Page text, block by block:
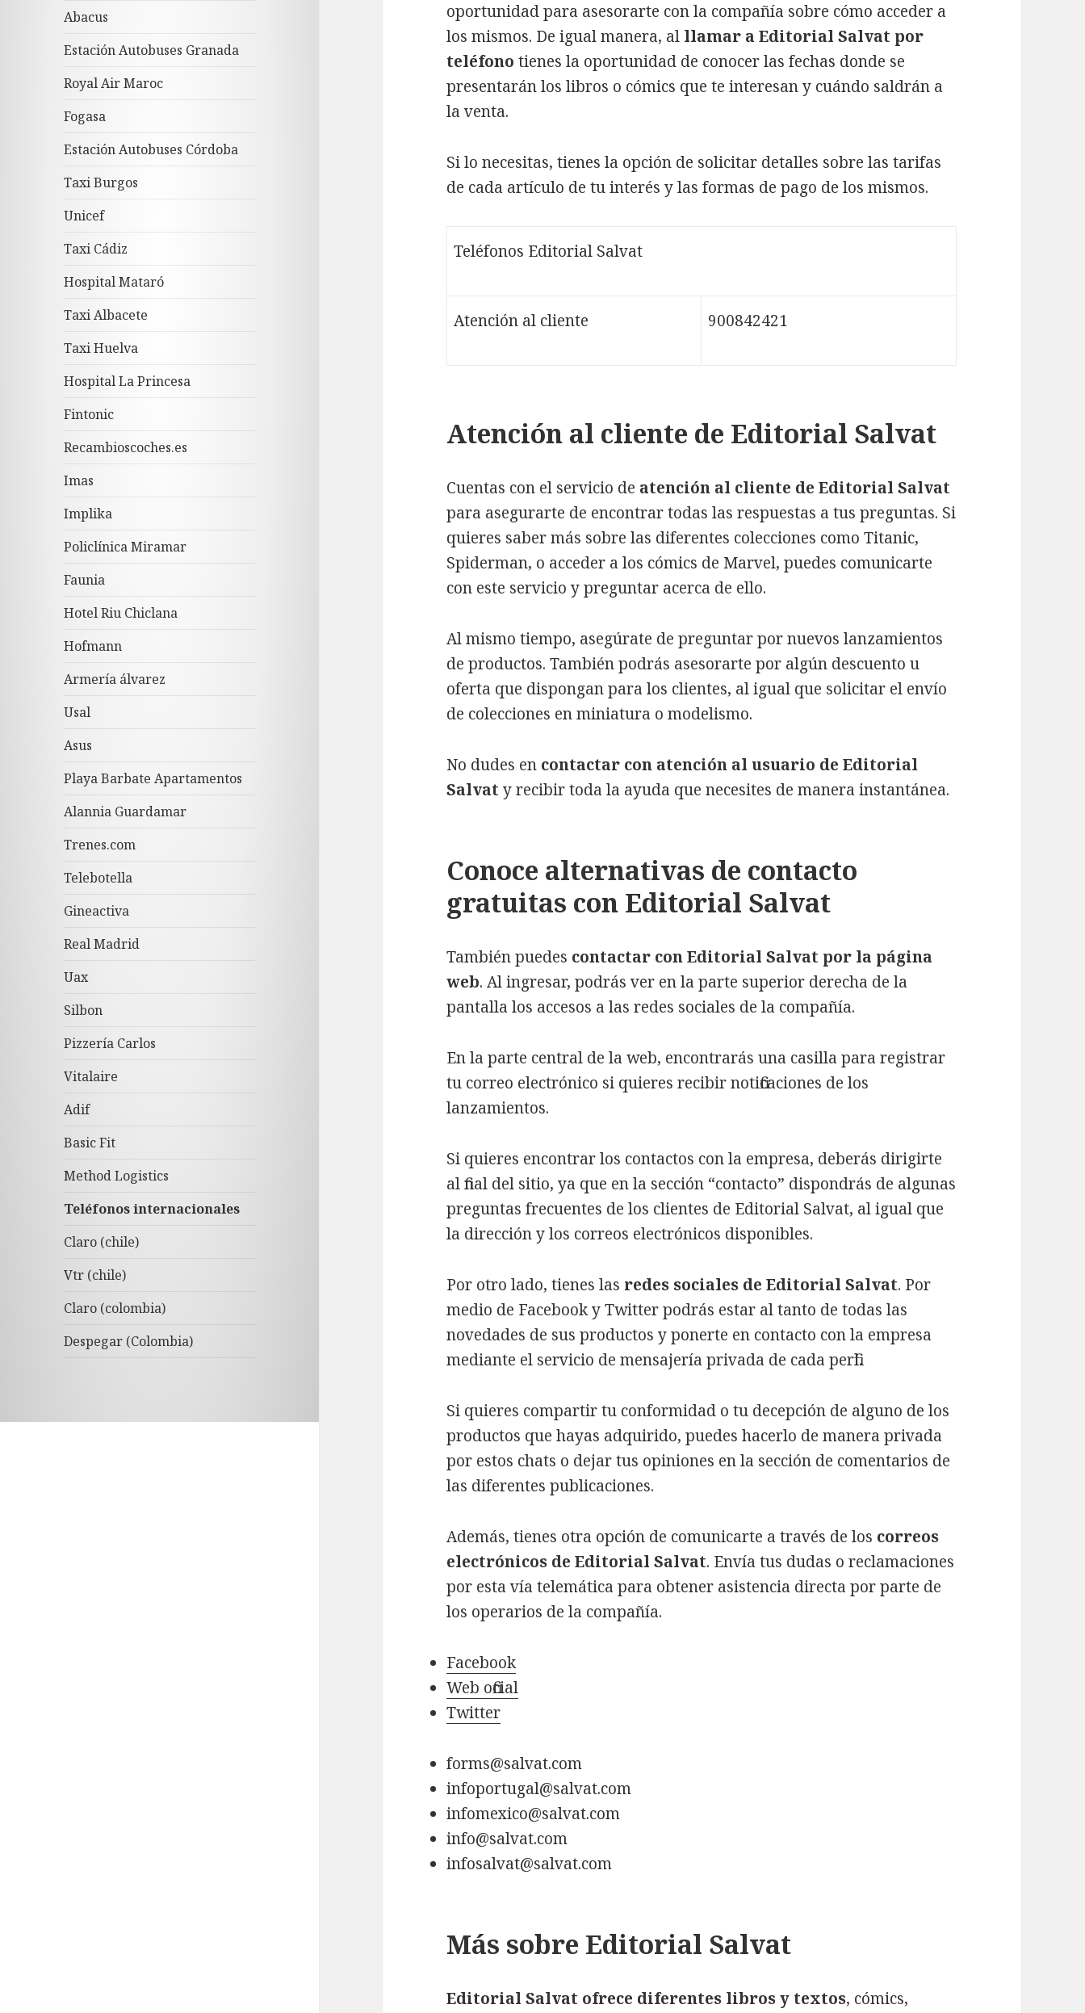
Abacus
Estación Autobuses Granada
Royal Air Maroc
Fogasa
Estación Autobuses Córdoba
Taxi Burgos
Unicef
Taxi Cádiz
Hospital Mataró
Taxi Albacete
Taxi Huelva
Hospital La Princesa
Fintonic
Recambioscoches.es
Imas
Implika
Policlínica Miramar
Faunia
Hotel Riu Chiclana
Hofmann
Armería álvarez
Usal
Asus
Playa Barbate Apartamentos
Alannia Guardamar
Trenes.com
Telebotella
Gineactiva
Real Madrid
Uax
Silbon
Pizzería Carlos
Vitalaire
Adif
Basic Fit
Method Logistics
Teléfonos internacionales
Claro (chile)
Vtr (chile)
Claro (colombia)
Despegar (Colombia)
oportunidad para asesorarte con la compañía sobre cómo acceder a
los mismos. De igual manera, al llamar a Editorial Salvat por
teléfono tienes la oportunidad de conocer las fechas donde se
presentarán los libros o cómics que te interesan y cuándo saldrán a
la venta.
Si lo necesitas, tienes la opción de solicitar detalles sobre las tarifas
de cada artículo de tu interés y las formas de pago de los mismos.
Teléfonos Editorial Salvat
Atención al cliente 900842421
Atención al cliente de Editorial Salvat
Cuentas con el servicio de atención al cliente de Editorial Salvat
para asegurarte de encontrar todas las respuestas a tus preguntas. Si
quieres saber más sobre las diferentes colecciones como Titanic,
Spiderman, o acceder a los cómics de Marvel, puedes comunicarte
con este servicio y preguntar acerca de ello.
Al mismo tiempo, asegúrate de preguntar por nuevos lanzamientos
de productos. También podrás asesorarte por algún descuento u
oferta que dispongan para los clientes, al igual que solicitar el envío
de colecciones en miniatura o modelismo.
No dudes en contactar con atención al usuario de Editorial
Salvat y recibir toda la ayuda que necesites de manera instantánea.
Conoce alternativas de contacto
gratuitas con Editorial Salvat
También puedes contactar con Editorial Salvat por la página
web. Al ingresar, podrás ver en la parte superior derecha de la
pantalla los accesos a las redes sociales de la compañía.
En la parte central de la web, encontrarás una casilla para registrar
tu correo electrónico si quieres recibir notificaciones de los
lanzamientos.
Si quieres encontrar los contactos con la empresa, deberás dirigirte
al final del sitio, ya que en la sección “contacto” dispondrás de algunas
preguntas frecuentes de los clientes de Editorial Salvat, al igual que
la dirección y los correos electrónicos disponibles.
Por otro lado, tienes las redes sociales de Editorial Salvat. Por
medio de Facebook y Twitter podrás estar al tanto de todas las
novedades de sus productos y ponerte en contacto con la empresa
mediante el servicio de mensajería privada de cada perfil.
Si quieres compartir tu conformidad o tu decepción de alguno de los
productos que hayas adquirido, puedes hacerlo de manera privada
por estos chats o dejar tus opiniones en la sección de comentarios de
las diferentes publicaciones.
Además, tienes otra opción de comunicarte a través de los correos
electrónicos de Editorial Salvat. Envía tus dudas o reclamaciones
por esta vía telemática para obtener asistencia directa por parte de
los operarios de la compañía.
Facebook
Web oficial
Twitter
forms@salvat.com
infoportugal@salvat.com
infomexico@salvat.com
info@salvat.com
infosalvat@salvat.com
Más sobre Editorial Salvat
Editorial Salvat ofrece diferentes libros y textos, cómics,